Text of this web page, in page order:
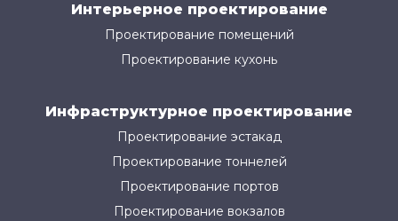
Интерьерное проектирование
Проектирование помещений
Проектирование кухонь
Инфраструктурное проектирование
Проектирование эстакад
Проектирование тоннелей
Проектирование портов
Проектирование вокзалов